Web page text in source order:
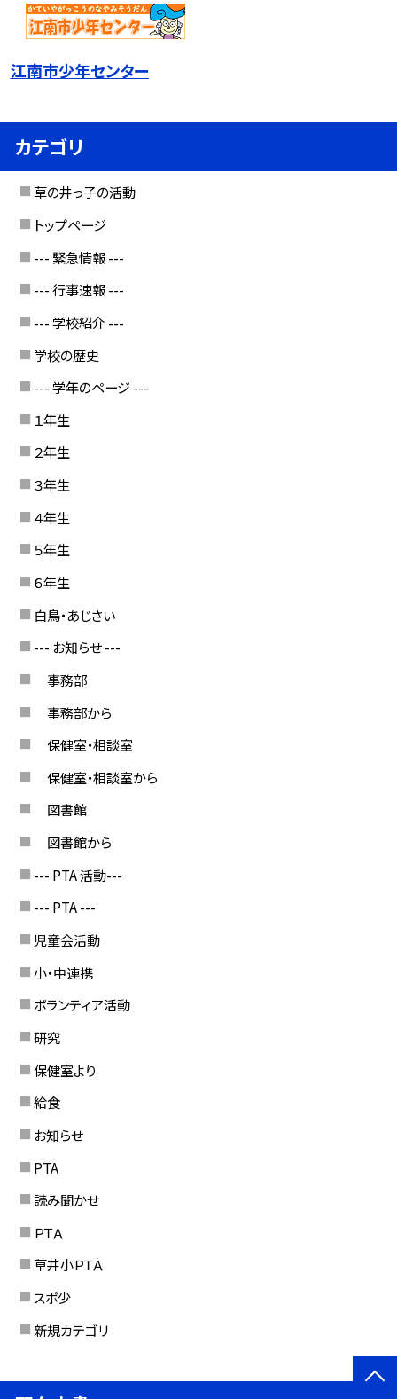
江南市少年センター
カテゴリ
草の井っ子の活動
トップページ
--- 緊急情報 ---
--- 行事速報 ---
--- 学校紹介 ---
学校の歴史
--- 学年のページ ---
１年生
２年生
３年生
４年生
５年生
６年生
白鳥・あじさい
--- お知らせ ---
事務部
事務部から
保健室・相談室
保健室・相談室から
図書館
図書館から
--- PTA 活動---
--- PTA ---
児童会活動
小・中連携
ボランティア活動
研究
保健室より
給食
お知らせ
PTA
読み聞かせ
ＰＴＡ
草井小ＰＴＡ
スポ少
新規カテゴリ